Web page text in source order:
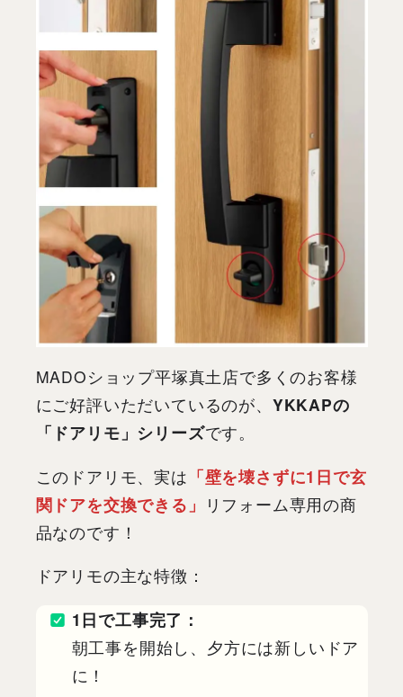
MADOショップ平塚真土店で多くのお客様
にご好評いただいているのが、 YKKAPの
「ドアリモ」シリーズです。
このドアリモ、実は 「壁を壊さずに1日で玄
関ドアを交換できる」 リフォーム専用の商
品なのです！
ドアリモの主な特徴：
1日で工事完了：
朝工事を開始し、夕方には新しいドア
に！